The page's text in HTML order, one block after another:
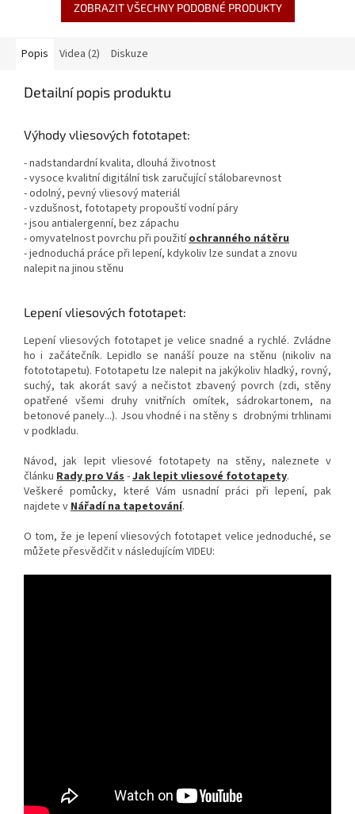
ZOBRAZIT VŠECHNY PODOBNÉ PRODUKTY
Popis Videa (2) Diskuze
Detailní popis produktu
Výhody vliesových fototapet:
- nadstandardní kvalita, dlouhá životnost
- vysoce kvalitní digitální tisk zaručující stálobarevnost
- odolný, pevný vliesový materiál
- vzdušnost, fototapety propouští vodní páry
- jsou antialergenní, bez zápachu
- omyvatelnost povrchu při použitíochranného nátěru
- jednoduchá práce při lepení, kdykoliv lze sundat a znovu
nalepit na jinou stěnu
Lepení vliesových fototapet:
Lepení vliesových fototapet je velice snadné a rychlé. Zvládne
ho i začátečník. Lepidlo se nanáší pouze na stěnu (nikoliv na
fotototapetu). Fototapetu lze nalepit na jakýkoliv hladký, rovný,
suchý, tak akorát savý a nečistot zbavený povrch (zdi, stěny
opatřené všemi druhy vnitřních omítek, sádrokartonem, na
betonové panely...). Jsou vhodné i na stěny s drobnými trhlinami
v podkladu.
Návod, jak lepit vliesové fototapety na stěny, naleznete v
článku Rady pro Vás-Jak lepit vliesové fototapety.
Veškeré pomůcky, které Vám usnadní práci při lepení, pak
najdete vNářadí na tapetování.
O tom, že je lepení vliesových fototapet velice jednoduché, se
můžete přesvědčit v následujícím VIDEU: